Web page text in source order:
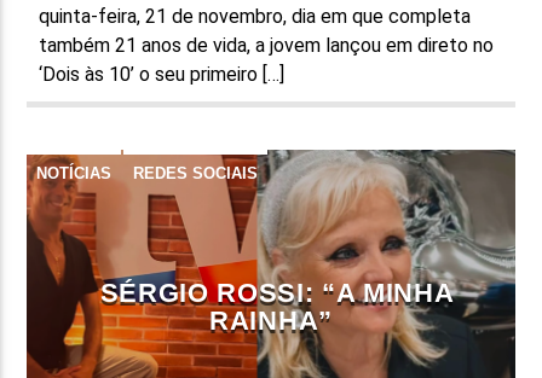
quinta-feira, 21 de novembro, dia em que completa
também 21 anos de vida, a jovem lançou em direto no
‘Dois às 10’ o seu primeiro […]
NOTÍCIAS REDES SOCIAIS
SÉRGIO ROSSI: “A MINHA
RAINHA”